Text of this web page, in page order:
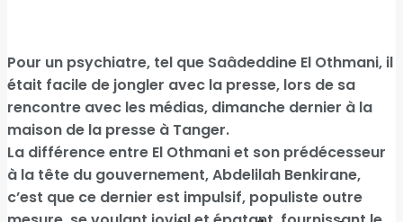
Pour un psychiatre, tel que Saâdeddine El Othmani, il
était facile de jongler avec la presse, lors de sa
rencontre avec les médias, dimanche dernier à la
maison de la presse à Tanger.
La différence entre El Othmani et son prédécesseur
à la tête du gouvernement, Abdelilah Benkirane,
c’est que ce dernier est impulsif, populiste outre